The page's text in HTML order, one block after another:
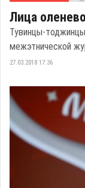
Лица
Тувинцы-
межэтнической
27.03.2018 17:36